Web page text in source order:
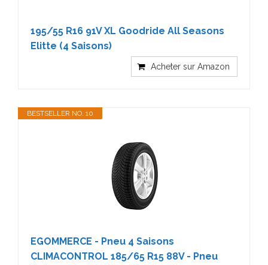
195/55 R16 91V XL Goodride All Seasons
Elitte (4 Saisons)
Acheter sur Amazon
BESTSELLER NO. 10
EGOMMERCE - Pneu 4 Saisons
CLIMACONTROL 185/65 R15 88V - Pneu